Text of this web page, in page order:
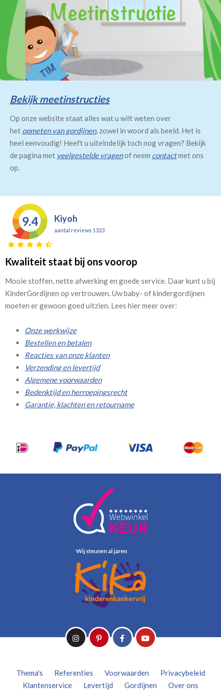
Bekijk meetinstructies
Op onze website staat alles wat u wilt weten over
het opmeten van gordijnen, zowel in woord als beeld. Het is
heel eenvoudig! Heeft u uiteindelijk toch nog vragen? Bekijk
de pagina met veelgestelde vragenof neem contactmet ons
op.
9.4 Kiyoh
aantal reviews 1323
Kwaliteit staat bij ons voorop
Mooie stoffen, nette afwerking en goede service. Daar kunt u bij
KinderGordijnen op vertrouwen. Uw baby- of kindergordijnen
moeten er gewoon goed uitzien. Lees hier meer over:
Onze werkwijze
Bestellen en betalen
Reacties van onze klanten
Verzending en levertijd
Algemene voorwaarden
Bedenktijd en herroepingsrecht
Garantie, klachten en retourname
Thema's Referenties Voorwaarden
Privacybeleid
Klantenservice
Levertijd Gordijnen
Over ons